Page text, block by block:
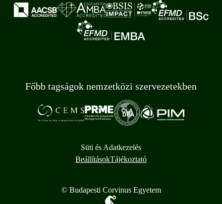
Főbb tagságok nemzetközi szervezetekben
Süti és Adatkezelés
BeállításokTájékoztató
© Budapesti Corvinus Egyetem